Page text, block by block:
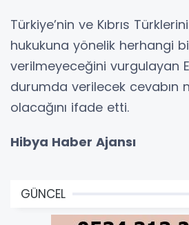
Türkiye’nin ve Kıbrıs
hukukuna yönelik herhangi
verilmeyeceğini vurgulayan
durumda verilecek cevabın
olacağını ifade etti.
Hibya Haber Ajansı
GÜNCEL